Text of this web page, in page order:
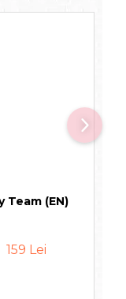
Team (EN)
159 Lei